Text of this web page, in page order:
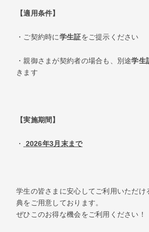
【適用条件】
・ご契約時に学生証をご提示ください
・親御さまが契約者の場合も、別途学生
きます
【実施期間】
・ 2026年3月末まで
学生の皆さまに安心してご利用いただけ
典をご用意しております。
ぜひこのお得な機会をご利用ください！